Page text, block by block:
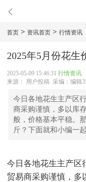
首页 > 资讯首页 > 行情资讯
2025年5月份花生
2025-05-09 15:46:31 行情资讯
来源： 用户投稿 采编：编辑
今日各地花生主产区
商采购谨慎，多以库
般，价格基本平稳。
斤？下面就和小编一
今日各地花生主产区
贸易商采购谨慎，多